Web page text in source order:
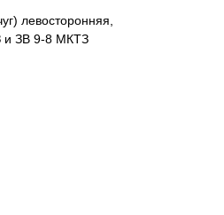
левосторонняя,
и ЗВ 9-8 МКТЗ